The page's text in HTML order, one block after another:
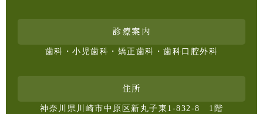
診療案内
歯科・小児歯科・矯正歯科・歯科口腔外科
住所
神奈川県川崎市中原区新丸子東1-832-8 1階